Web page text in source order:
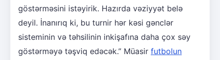
göstərməsini istəyirik. Hazırda vəziyyət belə
deyil. İnanırıq ki, bu turnir hər kəsi gənclər
sisteminin və təhsilinin inkişafına daha çox səy
göstərməyə təşviq edəcək.” Müasir futbolun